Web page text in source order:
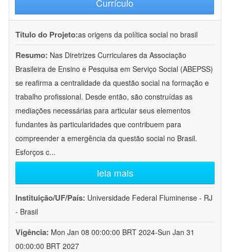
Currículo
Título do Projeto:as origens da política social no brasil
Resumo: Nas Diretrizes Curriculares da Associação
Brasileira de Ensino e Pesquisa em Serviço Social (ABEPSS)
se reafirma a centralidade da questão social na formação e
trabalho profissional. Desde então, são construídas as
mediações necessárias para articular seus elementos
fundantes às particularidades que contribuem para
compreender a emergência da questão social no Brasil.
Esforços c...
leia mais
Instituição/UF/País: Universidade Federal Fluminense - RJ
- Brasil
Vigência: Mon Jan 08 00:00:00 BRT 2024-Sun Jan 31
00:00:00 BRT 2027